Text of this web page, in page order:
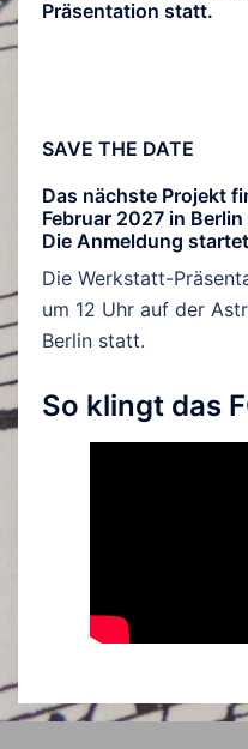
Präsentation statt.
SAVE THE DATE
Das nächste Projekt
Februar 2027 in
Die Anmeldung
Die Werkstatt-
um 12 Uhr auf der
Berlin statt.
So klingt das